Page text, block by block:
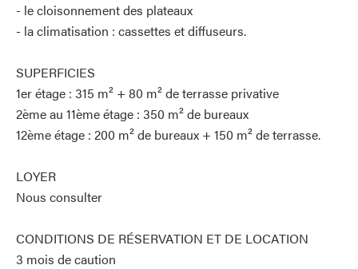
- le cloisonnement des plateaux
- la climatisation : cassettes et diffuseurs.
SUPERFICIES
1er étage : 315 m² + 80 m² de terrasse privative
2ème au 11ème étage : 350 m² de bureaux
12ème étage : 200 m² de bureaux + 150 m² de terrasse.
LOYER
Nous consulter
CONDITIONS DE RÉSERVATION ET DE LOCATION
3 mois de caution